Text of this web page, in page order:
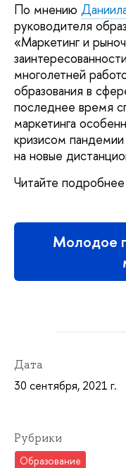
По мнению
руководителя
«Маркетинг и
многолетней
образования в
последнее время
маркетинга
кризисом
на новые
Читайте
Молодое
Дата
30 сентября, 2021 г.
Рубрики
Образование